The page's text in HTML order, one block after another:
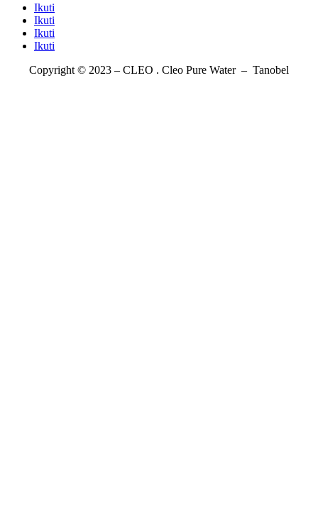
Ikuti
Ikuti
Ikuti
Ikuti
Copyright © 2023 – CLEO . Cleo Pure Water – Tanobel